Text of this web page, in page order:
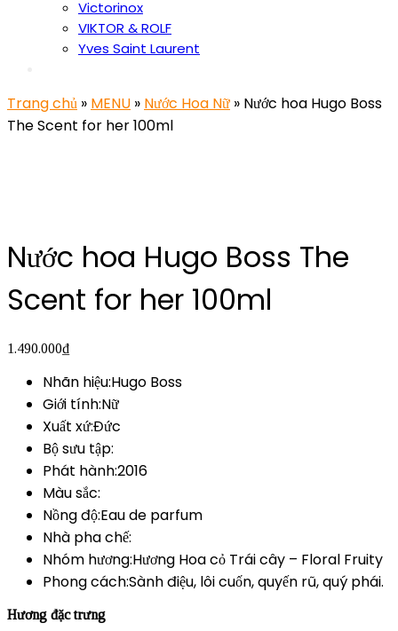
Victorinox
VIKTOR & ROLF
Yves Saint Laurent
Trang chủ » MENU » Nước Hoa Nữ » Nước hoa Hugo Boss
The Scent for her 100ml
Nước hoa Hugo Boss The
Scent for her 100ml
1.490.000₫
Nhãn hiệu:Hugo Boss
Giới tính:Nữ
Xuất xứ:Đức
Bộ sưu tập:
Phát hành:2016
Màu sắc:
Nồng độ:Eau de parfum
Nhà pha chế:
Nhóm hương:Hương Hoa cỏ Trái cây – Floral Fruity
Phong cách:Sành điệu, lôi cuốn, quyến rũ, quý phái.
Hương đặc trưng